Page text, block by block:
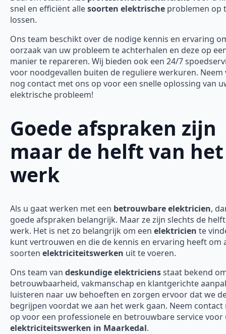
snel en efficiënt allesoorten elektrische problemen op
lossen.
Ons team beschikt over de nodige kennis en ervaring
oorzaak van uw probleem te achterhalen en deze op
manier te repareren. Wij bieden ook een 24/7
voor noodgevallen buiten de reguliere werkuren. Neem
nog contact met ons op voor een snelle oplossing van
elektrische probleem!
Goede afspraken zijn
maar de helft van het
werk
Als u gaat werken met een betrouwbare elektricien,
goede afspraken belangrijk. Maar ze zijn slechts de
werk. Het is net zo belangrijk om een elektricien te
kunt vertrouwen en die de kennis en ervaring heeft om
soorten elektriciteitswerken uit te voeren.
Ons team van deskundige elektriciensstaat bekend
betrouwbaarheid, vakmanschap en klantgerichte
luisteren naar uw behoeften en zorgen ervoor dat we
begrijpen voordat we aan het werk gaan. Neem contact
op voor een professionele en betrouwbare service voor
elektriciteitswerken in Maarkedal.